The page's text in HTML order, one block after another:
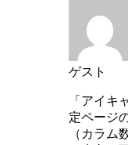
ゲスト
「アイキ
定ページ
（カラム